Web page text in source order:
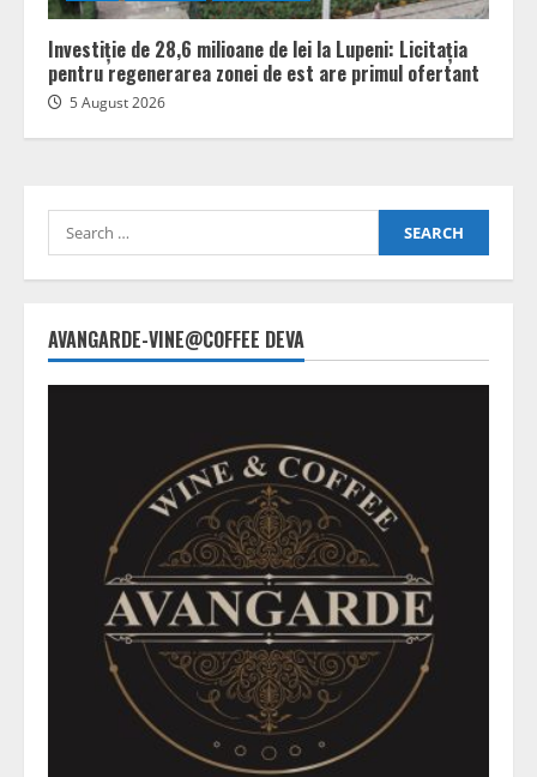
Investiție de 28,6 milioane de lei la Lupeni: Licitația
pentru regenerarea zonei de est are primul ofertant
5 August 2026
Search
for:
AVANGARDE-VINE@COFFEE DEVA